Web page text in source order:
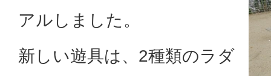
アルしました。
新しい遊具は、2種類のラダ